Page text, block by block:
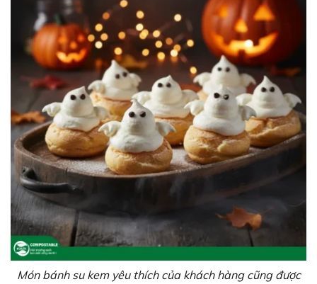
Món bánh su kem yêu thích của khách hàng cũng được